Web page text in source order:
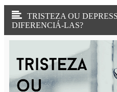
TRISTEZA OU
DIFERENCIÁ-LAS?